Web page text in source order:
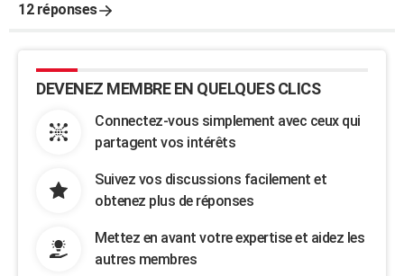
12 réponses
DEVENEZ MEMBRE EN QUELQUES CLICS
Connectez-vous simplement avec ceux qui
partagent vos intérêts
Suivez vos discussions facilement et
obtenez plus de réponses
Mettez en avant votre expertise et aidez les
autres membres